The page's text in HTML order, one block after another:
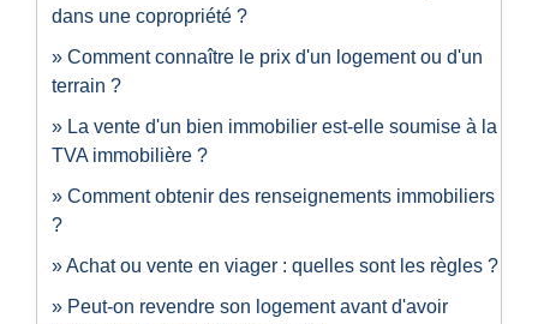
dans une copropriété ?
Comment connaître le prix d'un logement ou d'un
terrain ?
La vente d'un bien immobilier est-elle soumise à la
TVA immobilière ?
Comment obtenir des renseignements immobiliers
?
Achat ou vente en viager : quelles sont les règles ?
Peut-on revendre son logement avant d'avoir